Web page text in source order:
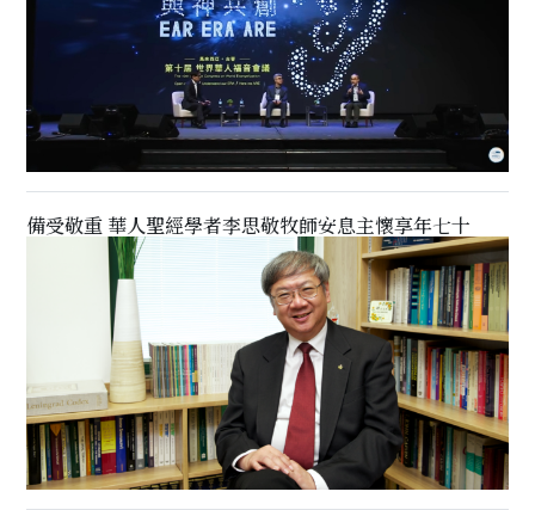
備受敬重 華人聖經學者李思敬牧師安息主懷享年七十